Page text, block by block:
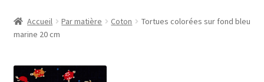
Contact
Ma liste de souhaits
Accueil Par matière Coton
Tortues colorées sur fond bleu
marine 20 cm